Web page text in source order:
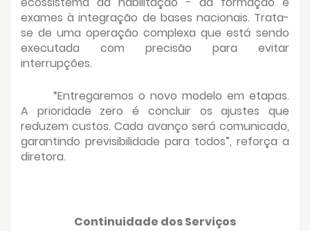
exames à integração de bases nacionais. Trata-
se de uma operação complexa que está sendo
executada com precisão para evitar
interrupções.
“Entregaremos o novo modelo em etapas.
A prioridade zero é concluir os ajustes que
reduzem custos. Cada avanço será comunicado,
garantindo previsibilidade para todos”, reforça a
diretora.
Continuidade dos Serviços